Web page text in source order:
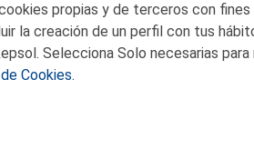
Youtube
Flickr
Soundcloud
propias y de terceros con
la creación de un perfil con tus
Selecciona Solo necesarias
Cookies.